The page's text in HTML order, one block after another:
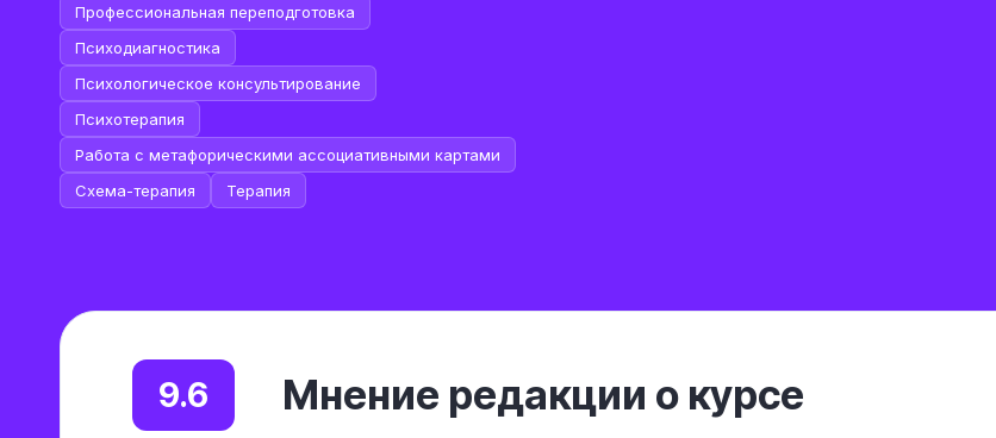
Профессиональная переподготовка
Психодиагностика
Психологическое консультирование
Психотерапия
Работа с метафорическими ассоциативными картами
Схема-терапия
Терапия
Мнение редакции о курсе
9.6